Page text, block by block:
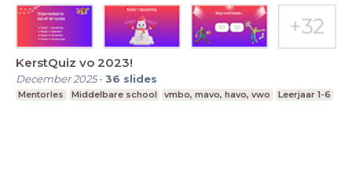
KerstQuiz vo 2023!
December 2025-36 slides
Mentorles Middelbare school vmbo, mavo, havo, vwo Leerjaar 1-6